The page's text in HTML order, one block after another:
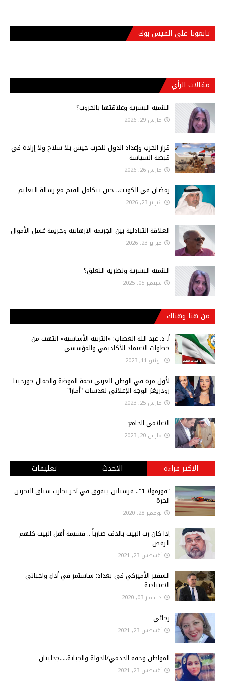
تابعونا على الفيس بوك
مقالات الرأي
التنمية البشرية وعلاقتها بالحروب؟
مارس 29, 2026
قرار الحرب وإعداد الدول للحرب جيش بلا سلاح ولا إرادة في
قبضة السياسة
مارس 26, 2026
رمضان في الكويت.. حين تتكامل القيم مع رسالة التعليم
فبراير 23, 2026
العلاقة التبادلية بين الجريمة الإرهابية وجريمة غسل الأموال
فبراير 23, 2026
التنمية البشرية ونظرية التعلق؟
سبتمبر 05, 2025
من هنا وهناك
أ‌. د. عبد الله الغصاب: «التربية الأساسية» انتهت من
خطوات الاعتماد الأكاديمي والمؤسسي
يونيو 11, 2023
لأول مرة في الوطن العربي نجمة الموضة والجمال جورجينا
رودريغز الوجه الإعلاني لعدسات "أمارا"
مارس 25, 2023
الاعلامي الجامع
مارس 20, 2023
الاكثر قراءة الاحدث تعليقات
"فورمولا 1".. فرستابن يتفوق في آخر تجارب سباق البحرين
الحرة
نوفمبر 28, 2020
إذا كان رب البيت بالدف ضارباً .. فشيمة أهل البيت كلهم
الرقص
أغسطس 23, 2021
السفير الأميركي في بغداد: ساستمر في أداءِ واجباتي
الاعتيادية
ديسمبر 03, 2020
رجائي
أغسطس 23, 2021
المواطن وحقه الخدمي/الدولة والجباية.....جدليتان
أغسطس 23, 2021